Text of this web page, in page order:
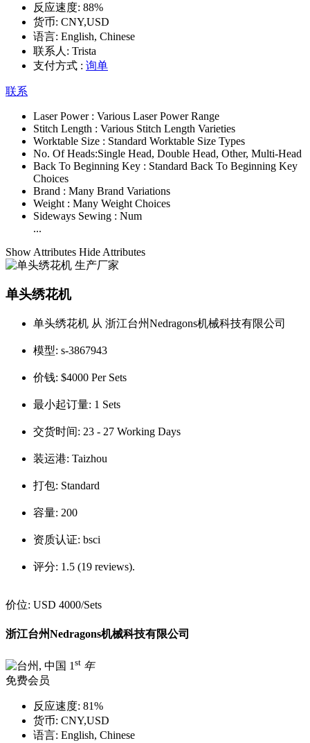
反应速度: 88%
货币: CNY,USD
语言: English, Chinese
联系人: Trista
支付方式 : 询单
联系
Laser Power : Various Laser Power Range
Stitch Length : Various Stitch Length Varieties
Worktable Size : Standard Worktable Size Types
No. Of Heads:Single Head, Double Head, Other, Multi-Head
Back To Beginning Key : Standard Back To Beginning Key
Choices
Brand : Many Brand Variations
Weight : Many Weight Choices
Sideways Sewing : Num
...
Show Attributes Hide Attributes
单头绣花机
单头绣花机 从 浙江台州Nedragons机械科技有限公司
模型: s-3867943
价钱: $4000 Per Sets
最小起订量: 1 Sets
交货时间: 23 - 27 Working Days
装运港: Taizhou
打包: Standard
容量: 200
资质认证: bsci
评分: 1.5 (19 reviews).
价位: USD 4000/Sets
浙江台州Nedragons机械科技有限公司
1 st 年
免费会员
反应速度: 81%
货币: CNY,USD
语言: English, Chinese